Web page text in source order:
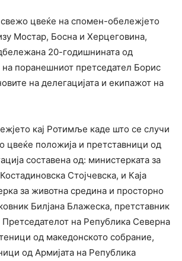
цвеќе на спомен-обележјето
Мостар, Босна и Херцеговина,
20-годишнината од
на поранешниот претседател Борис
на делегацијата и екипажот на
кај Ротимље каде што се случи
цвеќе положија и претставници од
составена од: министерката за
Стојчевска, и Каја
за животна средина и просторно
Билјана Блажеска, претставник
на Република Северна
од македонското собрание,
од Армијата на Република